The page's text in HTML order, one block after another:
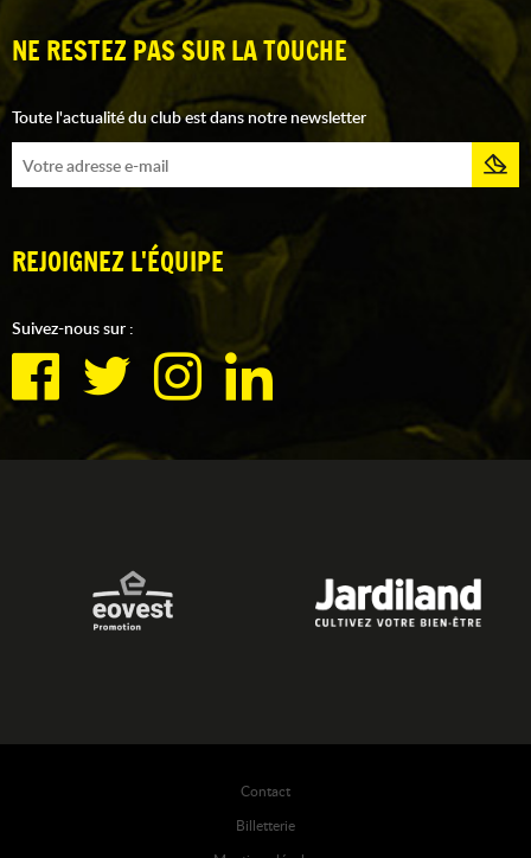
NE RESTEZ PAS SUR LA TOUCHE
Toute l'actualité du club est dans notre newsletter
REJOIGNEZ L'ÉQUIPE
Suivez-nous sur :
Contact
Billetterie